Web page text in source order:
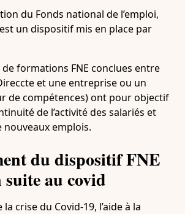
du Fonds national de l’emploi,
un dispositif mis en place par
formations FNE conclues entre
et une entreprise ou un
de compétences) ont pour objectif
de l’activité des salariés et
nouveaux emplois.
du dispositif FNE
au covid
crise du Covid-19, l’aide à la